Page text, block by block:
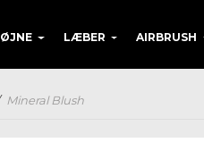
ØJNE LÆBER AIRBRUSH
Mineral Blush